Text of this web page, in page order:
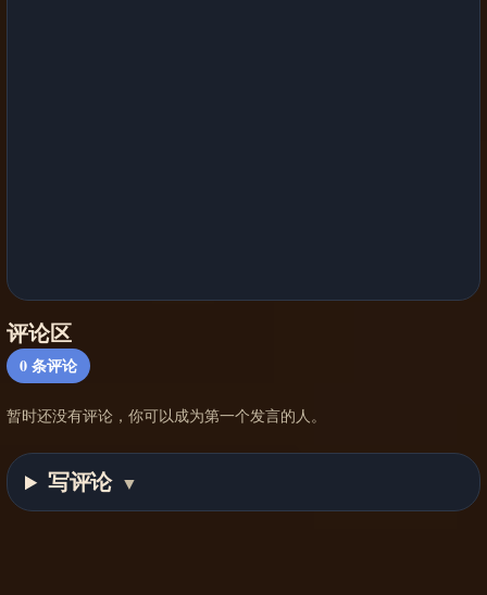
评论区
0条评论
暂时还没有评论，你可以成为第一个发言的人。
写评论 ▼